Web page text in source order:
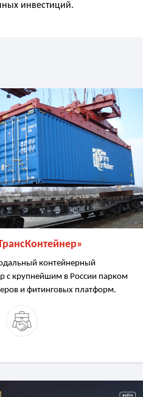
инвестиций.
контейнерный
с крупнейшим в России парком
и фитинговых платформ.